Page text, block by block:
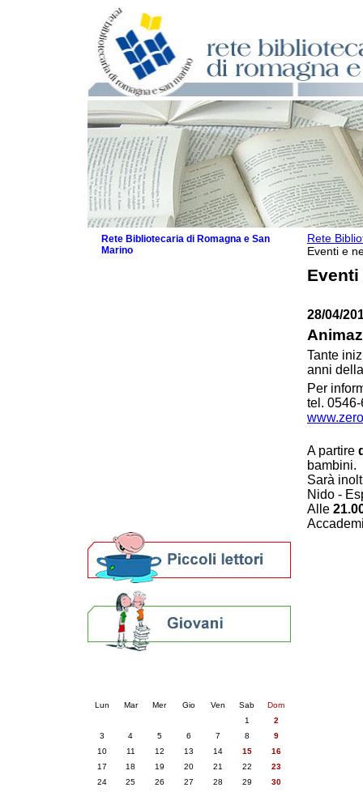
Rete
Eventi e
Eventi
28/04/
Tante
anni
Per
tel.
A partire
bambini.
Sarà
Nido -
Alle
Rete Bibliotecaria di Romagna e San
Marino
Lun Mar Mer Gio Ven Sab
Dom
1
2
3
4 5 6 7 8
9
10
11 12 13 14 15
16
17
18 19 20 21 22
23
24
25 26 27 28 29
30